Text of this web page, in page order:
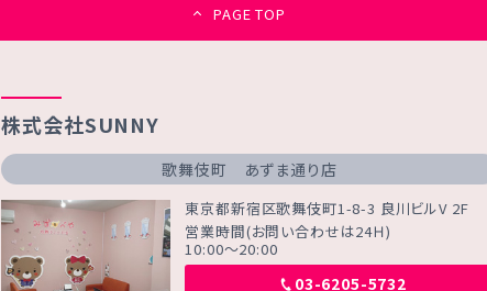
PAGE TOP
株式会社SUNNY
歌舞伎町 あずま通り店
東京都新宿区歌舞伎町1-8-3 良川ビルV 2F
営業時間(お問い合わせは24Ｈ)
10:00～20:00
03-6205-5732